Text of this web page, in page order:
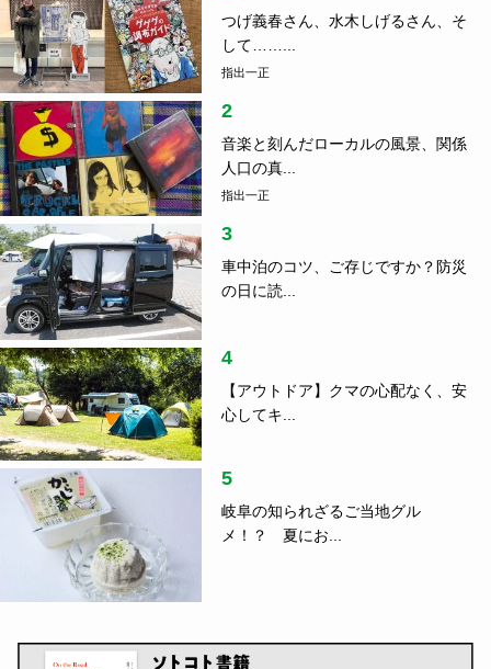
つげ義春さん、水木しげるさん、そ
して……...
指出一正
2
音楽と刻んだローカルの風景、関係
人口の真...
指出一正
3
車中泊のコツ、ご存じですか？防災
の日に読...
4
【アウトドア】クマの心配なく、安
心してキ...
5
岐阜の知られざるご当地グル
メ！？ 夏にお...